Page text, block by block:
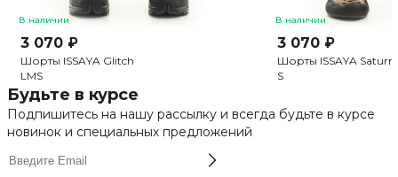
В наличии
3 070 ₽
Шорты ISSAYA Glitch
LMS
В наличии
3 070 ₽
Шорты ISSAYA Saturn
S
Будьте в курсе
Подпишитесь на нашу рассылку и всегда будьте в курсе
новинок и специальных предложений